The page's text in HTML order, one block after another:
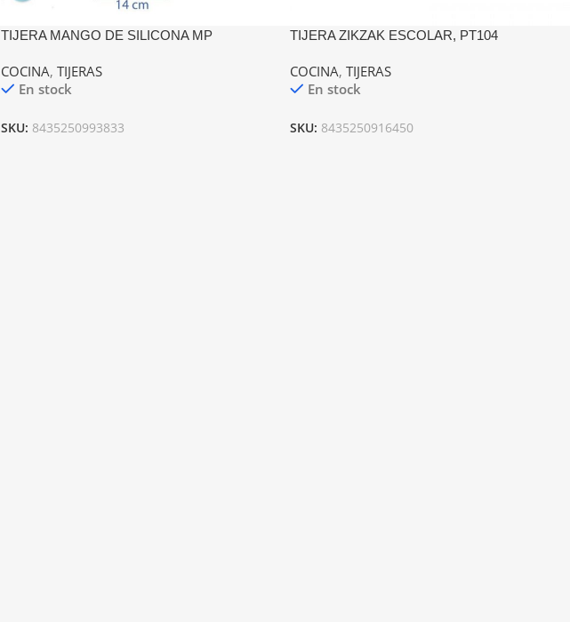
TIJERA MANGO DE SILICONA MP
COCINA, TIJERAS
En stock
SKU: 8435250993833
TIJERA ZIKZAK ESCOLAR, PT104
COCINA, TIJERAS
En stock
SKU: 8435250916450